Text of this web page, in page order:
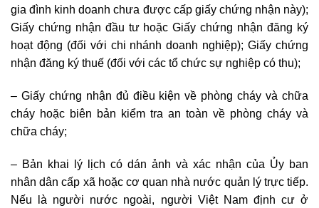
gia đình kinh doanh chưa được cấp giấy chứng nhận này);
Giấy chứng nhận đầu tư hoặc Giấy chứng nhận đăng ký
hoạt động (đối với chi nhánh doanh nghiệp); Giấy chứng
nhận đăng ký thuế (đối với các tổ chức sự nghiệp có thu);
– Giấy chứng nhận đủ điều kiện về phòng cháy và chữa
cháy hoặc biên bản kiểm tra an toàn về phòng cháy và
chữa cháy;
– Bản khai lý lịch có dán ảnh và xác nhận của Ủy ban
nhân dân cấp xã hoặc cơ quan nhà nước quản lý trực tiếp.
Nếu là người nước ngoài, người Việt Nam định cư ở